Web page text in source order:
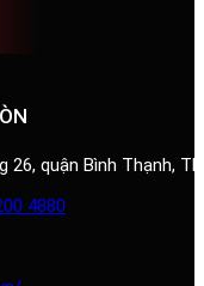
quận Bình Thạnh,
4880